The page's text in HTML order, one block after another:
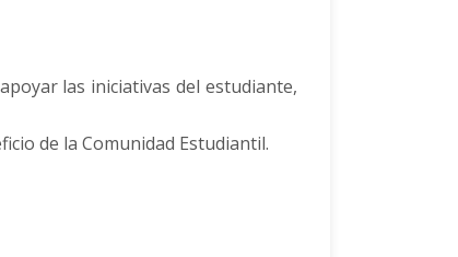
las iniciativas del estudiante,
de la Comunidad Estudiantil.